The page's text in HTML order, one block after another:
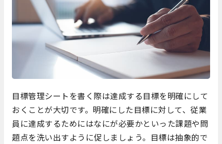
目標管理シートを書く際は達成する目標を明確にして
おくことが大切です。明確にした目標に対して、従業
員に達成するためにはなにが必要かといった課題や問
題点を洗い出すように促しましょう。目標は抽象的で